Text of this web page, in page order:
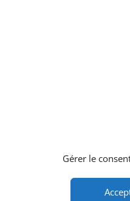
Gérer le
Cet enregistrement ne